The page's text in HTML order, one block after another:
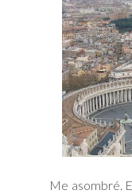
Me asombré.